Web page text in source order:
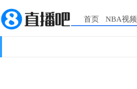
首页 NBA视频